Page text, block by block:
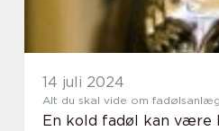
14 juli 2024
Alt du skal vide om fadølsanlæg
En kold fadøl kan